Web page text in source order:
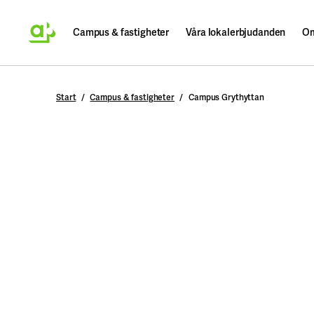
Campus & fastigheter Våra lokalerbjudanden
Sök
Start Campus & fastigheter Campus Grythyttan